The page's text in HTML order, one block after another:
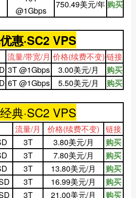
@1Gbps
750.49美元/年 购买
惠·SC2 VPS
流量/带宽/月 价格(续费不变) 链接
3T @1Gbps 3.00美元/月
购买
6T @1Gbps 5.50美元/月 购买
典·SC2 VPS
流量/月 价格(续费不变)
链接
3T 3.80美元/月
购买
3T 7.80美元/月
购买
3T 13.80美元/月
购买
3T 16.99美元/月
购买
3T 21.00美元/月 购买